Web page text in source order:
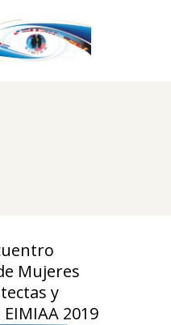
Mujeres
y
2019